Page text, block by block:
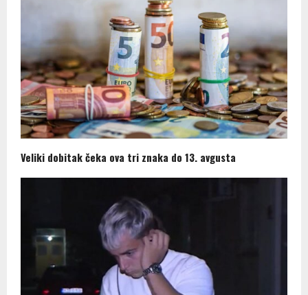
Veliki dobitak čeka ova tri znaka do 13. avgusta